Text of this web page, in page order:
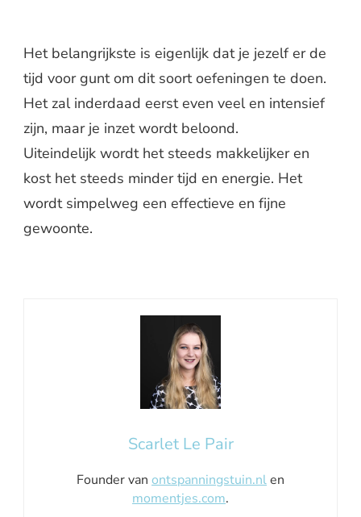
Het belangrijkste is eigenlijk dat je jezelf er de
tijd voor gunt om dit soort oefeningen te doen.
Het zal inderdaad eerst even veel en intensief
zijn, maar je inzet wordt beloond.
Uiteindelijk wordt het steeds makkelijker en
kost het steeds minder tijd en energie. Het
wordt simpelweg een effectieve en fijne
gewoonte.
Scarlet Le Pair
Founder van ontspanningstuin.nlen
momentjes.com.